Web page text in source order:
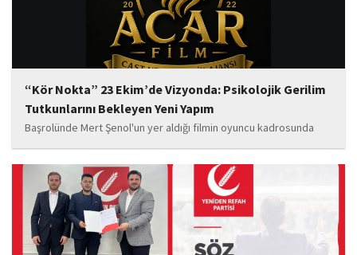
“Kör Nokta” 23 Ekim’de Vizyonda: Psikolojik Gerilim
Tutkunlarını Bekleyen Yeni Yapım
Başrolünde Mert Şenol'un yer aldığı filmin oyuncu kadrosunda
Esma Kıyanç, Ayşe Aktaş, Berna Kıyanç, Gökay Alpaslan Şahin,
Sema Yaldıran, Sıla Altıntaş, İsmail Akkoç, Celal Acar ve çocuk
oyuncu Görkem Akyol...